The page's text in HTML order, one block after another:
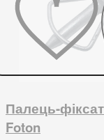
Палець-
Foton